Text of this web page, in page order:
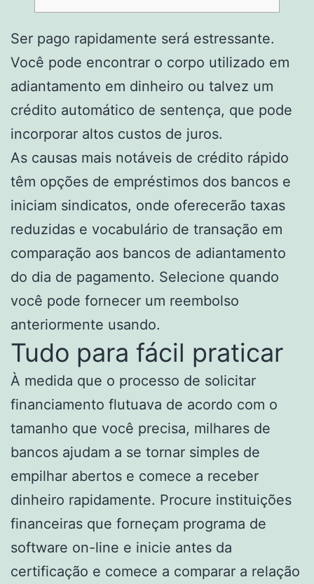
Ser pago rapidamente será estressante.
Você pode encontrar o corpo utilizado em
adiantamento em dinheiro ou talvez um
crédito automático de sentença, que pode
incorporar altos custos de juros.
As causas mais notáveis ​​de crédito rápido
têm opções de empréstimos dos bancos e
iniciam sindicatos, onde oferecerão taxas
reduzidas e vocabulário de transação em
comparação aos bancos de adiantamento
do dia de pagamento. Selecione quando
você pode fornecer um reembolso
anteriormente usando.
Tudo para fácil praticar
À medida que o processo de solicitar
financiamento flutuava de acordo com o
tamanho que você precisa, milhares de
bancos ajudam a se tornar simples de
empilhar abertos e comece a receber
dinheiro rapidamente. Procure instituições
financeiras que forneçam programa de
software on-line e inicie antes da
certificação e comece a comparar a relação